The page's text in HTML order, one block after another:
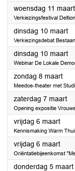
woensdag 11 maart
Verkiezingsfestival Deltion
dinsdag 10 maart
Verkiezingsdebat
dinsdag 10 maart
Webinar De Lokale
zondag 8 maart2026
Meedoe-theater met
zaterdag 7 maart
Opening expositie
vrijdag 6 maart2026
Kennismaking Warm
vrijdag 6 maart2026
Oriëntatiebijeenkomst
donderdag 5 maart